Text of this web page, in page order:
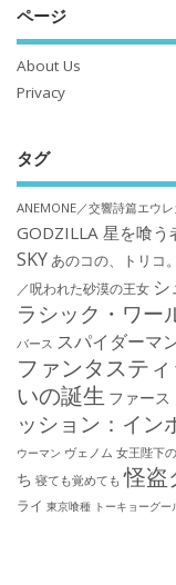
ページ
About Us
Privacy
タグ
ANEMONE／交響詩篇エウ
GODZILLA 星を喰う
SKYあのコの、トリコ。
／呪われた砂漠の王女
ラシック・ワー
バース スパイダーマ
ファンタステ
いの誕生 ファース
ッション：イン
ウーマン ヴェノム 女王陛下
ち 寝ても覚めても 怪盗
ライ 東京喰種 トーキョーグー